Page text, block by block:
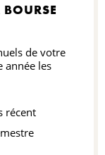
de votre
année les
récent